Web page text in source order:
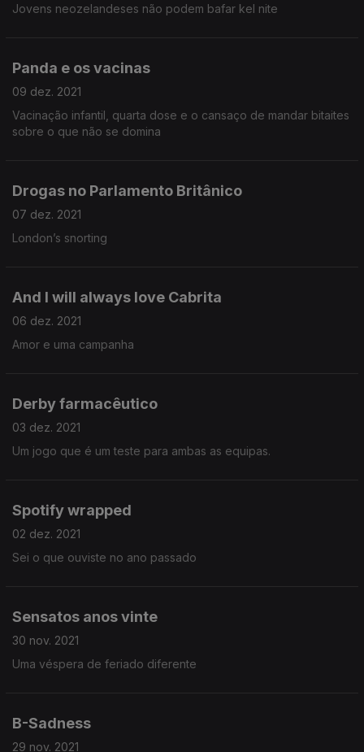
Jovens neozelandeses não podem bafar kel nite
Panda e os vacinas
09 dez. 2021
Vacinação infantil, quarta dose e o cansaço de mandar bitaites
sobre o que não se domina
Drogas no Parlamento Britânico
07 dez. 2021
London’s snorting
And I will always love Cabrita
06 dez. 2021
Amor e uma campanha
Derby farmacêutico
03 dez. 2021
Um jogo que é um teste para ambas as equipas.
Spotify wrapped
02 dez. 2021
Sei o que ouviste no ano passado
Sensatos anos vinte
30 nov. 2021
Uma véspera de feriado diferente
B-Sadness
29 nov. 2021